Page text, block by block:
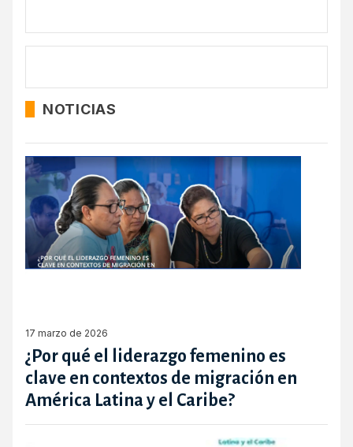
NOTICIAS
17 marzo de 2026
¿Por qué el liderazgo femenino es
clave en contextos de migración en
América Latina y el Caribe?